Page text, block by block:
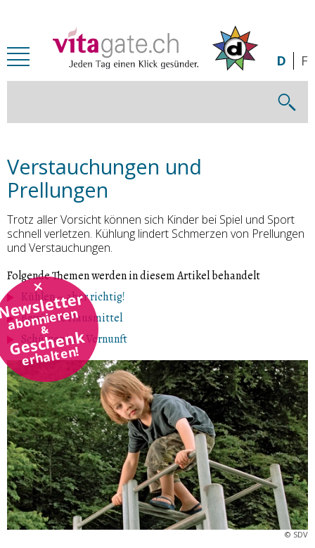
abonnieren
&
Geschenk
erhalten!
D F
Verstauchungen und
Prellungen
Trotz aller Vorsicht können sich Kinder bei Spiel und Sport
schnell verletzen. Kühlung lindert Schmerzen von Prellungen
und Verstauchungen.
Folgende Themen werden in diesem Artikel behandelt
Kühlen – aber richtig!
Bewährte Hausmittel
Schützen mit Vernunft
© SDV